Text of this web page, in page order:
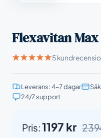
Flexavitan Max
5
Leverans: 4–7 dagar
24/7 support
Pris:1197 kr